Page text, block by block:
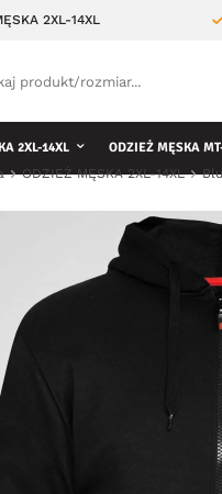
2XL-14XL
2XL-14XL ODZIEŻ MĘSKA
ODZIEŻ MĘSKA 2XL-14XL